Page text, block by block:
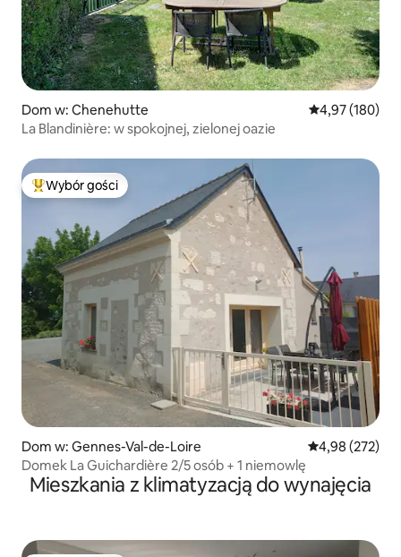
Dom w: Chenehutte Średnia
4,97 (180)
La Blandinière: w spokojnej, zielonej oazie
Najpopularniejsze z kategorii Wybór gości
Wybór gości
Dom w: Gennes-Val-de-Loire Średnia
4,98 (272)
Domek La Guichardière 2/5 osób + 1 niemowlę
Mieszkania z klimatyzacją do wynajęcia